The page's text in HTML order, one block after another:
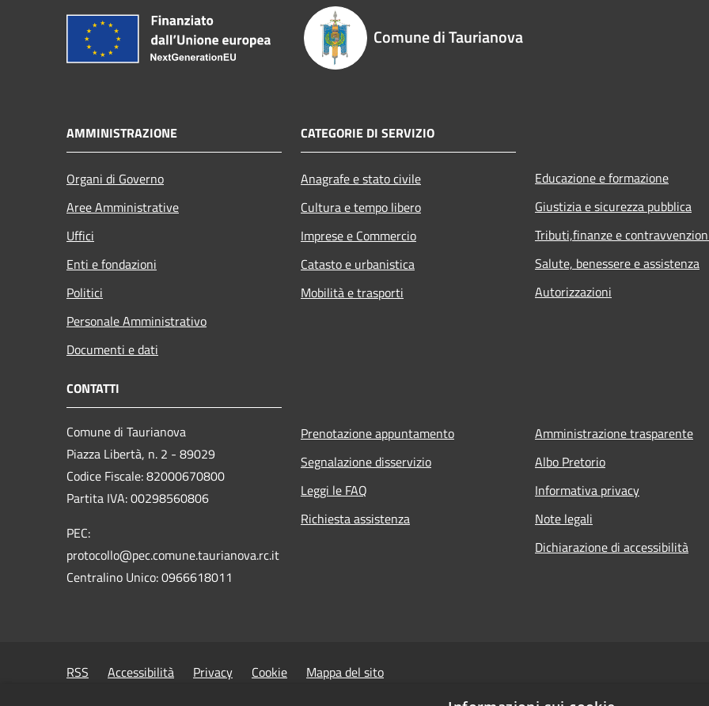
Comune di Taurianova
AMMINISTRAZIONE
Organi di Governo
Aree Amministrative
Uffici
Enti e fondazioni
Politici
Personale Amministrativo
Documenti e dati
CATEGORIE DI SERVIZIO
Anagrafe e stato civile
Cultura e tempo libero
Imprese e Commercio
Catasto e urbanistica
Mobilità e trasporti
Educazione e formazione
Giustizia e sicurezza pubblica
Tributi,finanze e
Salute, benessere e assistenza
Autorizzazioni
CONTATTI
Comune di Taurianova
Piazza Libertà, n. 2 - 89029
Codice Fiscale: 82000670800
Partita IVA: 00298560806
PEC:
protocollo@pec.comune.taurianova.rc.it
Centralino Unico: 0966618011
Prenotazione appuntamento
Segnalazione disservizio
Leggi le FAQ
Richiesta assistenza
Amministrazione trasparente
Albo Pretorio
Informativa privacy
Note legali
Dichiarazione di accessibilità
RSS Accessibilità Privacy Cookie Mappa del sito